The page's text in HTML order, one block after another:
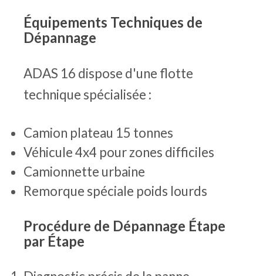
Équipements Techniques de
Dépannage
ADAS 16 dispose d'une flotte
technique spécialisée :
Camion plateau 15 tonnes
Véhicule 4x4 pour zones difficiles
Camionnette urbaine
Remorque spéciale poids lourds
Procédure de Dépannage Étape
par Étape